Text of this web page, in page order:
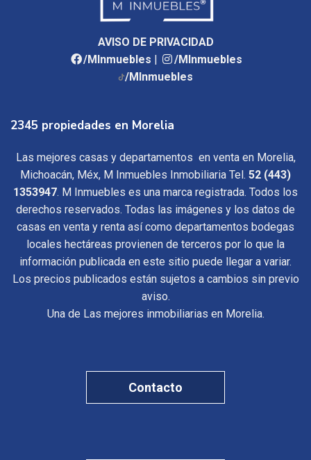
AVISO DE PRIVACIDAD
/MInmuebles |
/MInmuebles
/MInmuebles
2345 propiedades en Morelia
Las mejores casas y departamentos en venta en Morelia,
Michoacán, Méx, M Inmuebles Inmobiliaria Tel. 52 (443)
1353947. M Inmuebles es una marca registrada. Todos los
derechos reservados. Todas las imágenes y los datos de
casas en venta y renta así como departamentos bodegas
locales hectáreas provienen de terceros por lo que la
información publicada en este sitio puede llegar a variar.
Los precios publicados están sujetos a cambios sin previo
aviso.
Una de Las mejores inmobiliarias en Morelia.